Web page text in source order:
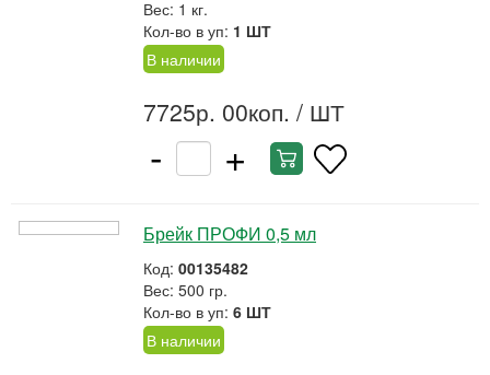
Вес: 1 кг.
Кол-во в уп: 1 ШТ
В наличии
7725р. 00коп. / ШТ
- +
Брейк ПРОФИ 0,5 мл
Код: 00135482
Вес: 500 гр.
Кол-во в уп: 6 ШТ
В наличии